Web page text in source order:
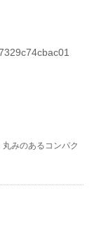
みのあるコンパク